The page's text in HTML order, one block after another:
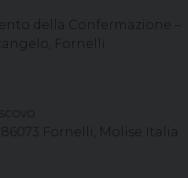
della Confermazione –
Fornelli
Fornelli, Molise Italia